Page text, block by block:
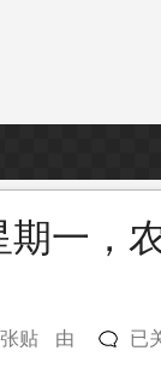
期一，
贴 由
10
已